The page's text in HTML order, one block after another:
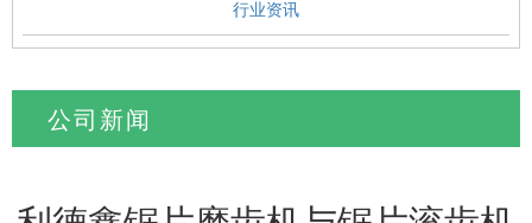
行业资讯
公司新闻
当前位置: 首页>新闻资讯>公司新闻